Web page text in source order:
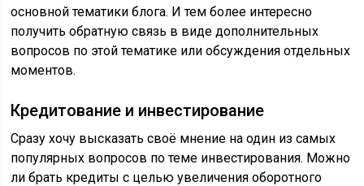
основной тематики блога. И тем более интересно
получить обратную связь в виде дополнительных
вопросов по этой тематике или обсуждения отдельных
моментов.
Кредитование и инвестирование
Сразу хочу высказать своё мнение на один из самых
популярных вопросов по теме инвестирования. Можно
ли брать кредиты с целью увеличения оборотного